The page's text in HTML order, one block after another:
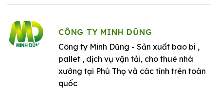
CÔNG TY MINH DŨNG
Công ty Minh Dũng - Sản xuất bao bì ,
pallet , dịch vụ vận tải, cho thuê nhà
xưởng tại Phú Thọ và các tỉnh trên toàn
quốc